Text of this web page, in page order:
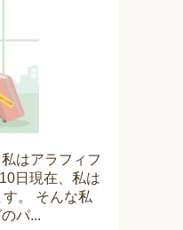
はアラフィフ
日現在、私は
。 そんな私
パ...